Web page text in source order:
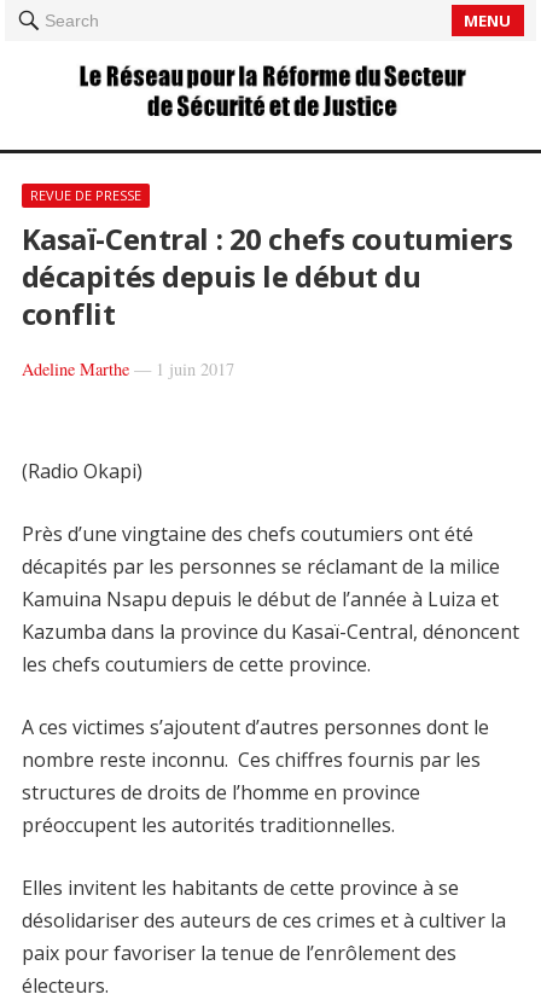
Search MENU
REVUE DE PRESSE
Kasaï-Central : 20 chefs coutumiers
décapités depuis le début du
conflit
Adeline Marthe— 1 juin 2017
(Radio Okapi)
Près d’une vingtaine des chefs coutumiers ont été
décapités par les personnes se réclamant de la milice
Kamuina Nsapu depuis le début de l’année à Luiza et
Kazumba dans la province du Kasaï-Central, dénoncent
les chefs coutumiers de cette province.
A ces victimes s’ajoutent d’autres personnes dont le
nombre reste inconnu. Ces chiffres fournis par les
structures de droits de l’homme en province
préoccupent les autorités traditionnelles.
Elles invitent les habitants de cette province à se
désolidariser des auteurs de ces crimes et à cultiver la
paix pour favoriser la tenue de l’enrôlement des
électeurs.